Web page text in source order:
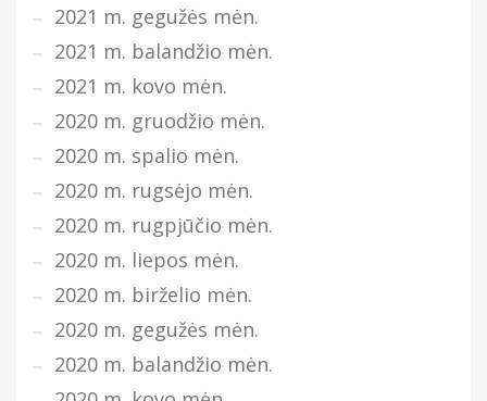
2021 m. gegužės mėn.
2021 m. balandžio mėn.
2021 m. kovo mėn.
2020 m. gruodžio mėn.
2020 m. spalio mėn.
2020 m. rugsėjo mėn.
2020 m. rugpjūčio mėn.
2020 m. liepos mėn.
2020 m. birželio mėn.
2020 m. gegužės mėn.
2020 m. balandžio mėn.